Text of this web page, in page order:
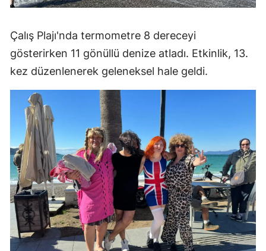
Çalış Plajı'nda termometre 8 dereceyi
gösterirken 11 gönüllü denize atladı. Etkinlik, 13.
kez düzenlenerek geleneksel hale geldi.